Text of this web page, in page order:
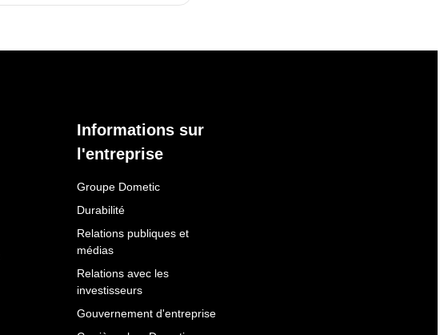
Informations sur
l'entreprise
Groupe Dometic
Durabilité
Relations publiques et
médias
Relations avec les
investisseurs
Gouvernement d'entreprise